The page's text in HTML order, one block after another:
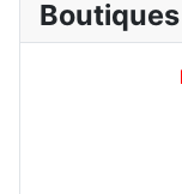
Boutiques